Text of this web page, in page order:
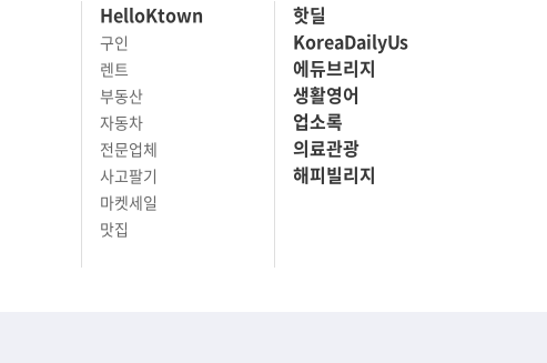
HelloKtown
구인
렌트
부동산
자동차
전문업체
사고팔기
마켓세일
맛집
핫딜
KoreaDailyUs
에듀브리지
생활영어
업소록
의료관광
해피빌리지